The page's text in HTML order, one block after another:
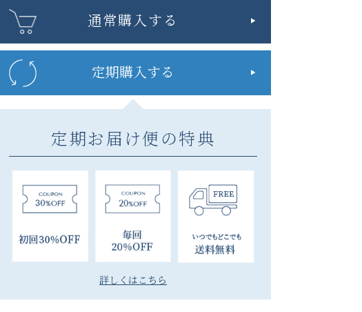
通常購入する
定期購入する
定期お届け便の特典
詳しくはこちら